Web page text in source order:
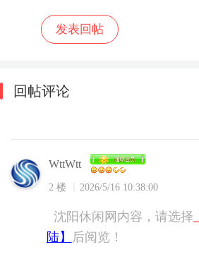
回帖评论
WttWtt
2 楼 2026/5/16 10:38:00
沈阳休闲网内容，请选择
陆】
后阅览！